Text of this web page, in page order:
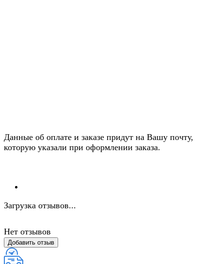
Данные об оплате и заказе придут на Вашу почту,
которую указали при оформлении заказа.
Загрузка отзывов...
Нет отзывов
Добавить отзыв